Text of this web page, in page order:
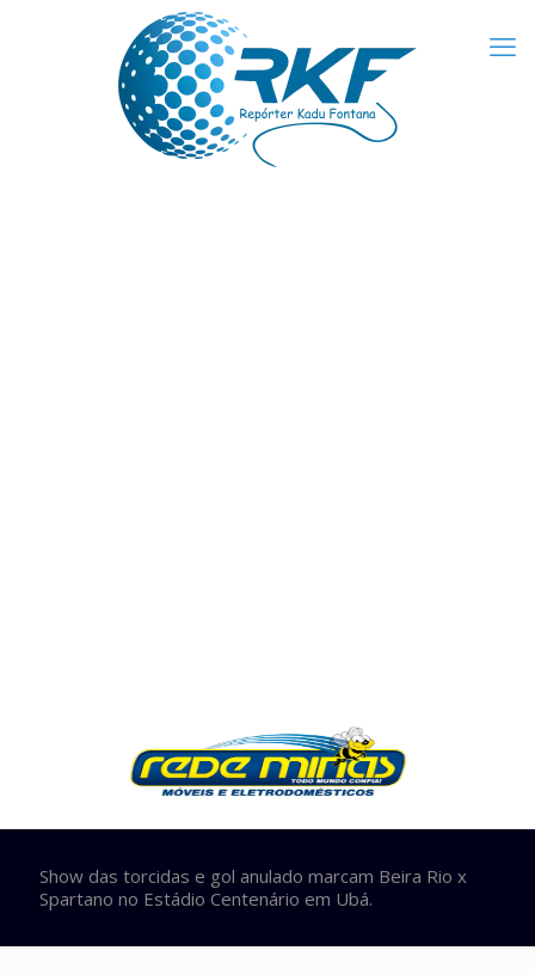
Show das torcidas e gol anulado marcam Beira Rio x
Spartano no Estádio Centenário em Ubá.